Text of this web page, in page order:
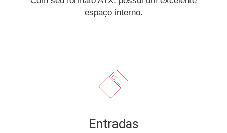
espaço interno.
Entradas